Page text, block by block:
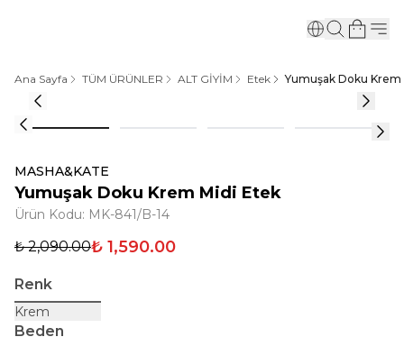
Ana Sayfa TÜM ÜRÜNLER ALT GİYİM Etek Yumuşak Doku Krem
MASHA&KATE
Yumuşak Doku Krem Midi Etek
Ürün Kodu: MK-841/B-14
₺ 2,090.00₺ 1,590.00
Renk
Krem
Beden